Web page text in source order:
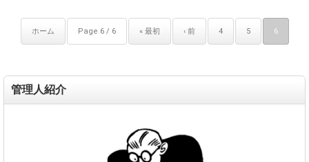
ホーム Page 6 / 6 « 最初 ‹ 前 4 5 6
管理人紹介